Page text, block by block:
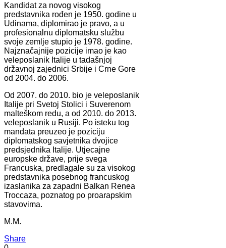
Kandidat za novog visokog
predstavnika rođen je 1950. godine u
Udinama, diplomirao je pravo, a u
profesionalnu diplomatsku službu
svoje zemlje stupio je 1978. godine.
Najznačajnije pozicije imao je kao
veleposlanik Italije u tadašnjoj
državnoj zajednici Srbije i Crne Gore
od 2004. do 2006.
Od 2007. do 2010. bio je veleposlanik
Italije pri Svetoj Stolici i Suverenom
malteškom redu, a od 2010. do 2013.
veleposlanik u Rusiji. Po isteku tog
mandata preuzeo je poziciju
diplomatskog savjetnika dvojice
predsjednika Italije. Utjecajne
europske države, prije svega
Francuska, predlagale su za visokog
predstavnika posebnog francuskog
izaslanika za zapadni Balkan Renea
Troccaza, poznatog po proarapskim
stavovima.
M.M.
Share